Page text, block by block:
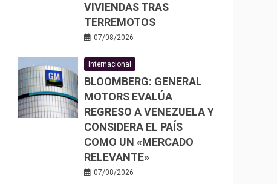
VIVIENDAS TRAS
TERREMOTOS
07/08/2026
Internacional
BLOOMBERG: GENERAL
MOTORS EVALÚA
REGRESO A VENEZUELA Y
CONSIDERA EL PAÍS
COMO UN «MERCADO
RELEVANTE»
07/08/2026